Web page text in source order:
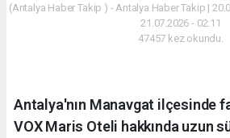
(Antalya Haber Takip ) - Antalya Haber Takip |
21.07.2026 - 02:11
47457 kez okundu.
Antalya'nın Manavgat ilçesinde
VOX Maris Oteli hakkında uzun